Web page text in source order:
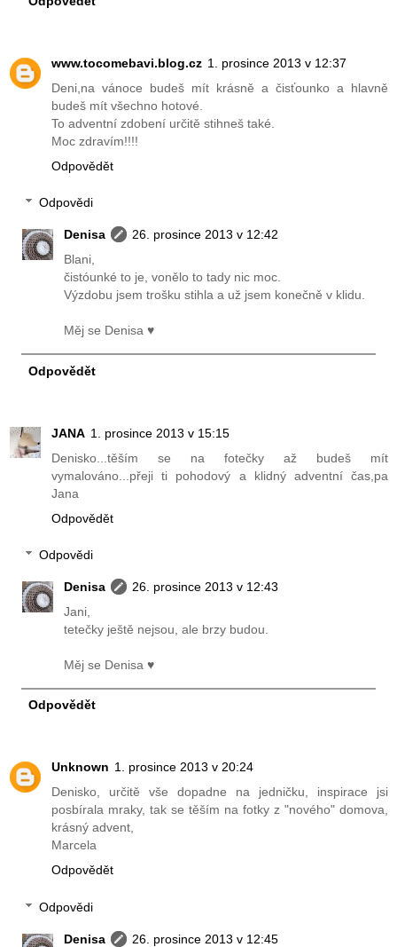
www.tocomebavi.blog.cz 1. prosince 2013 v 12:37
Deni,na vánoce budeš mít krásně a čisťounko a hlavně
budeš mít všechno hotové.
To adventní zdobení určitě stihneš také.
Moc zdravím!!!!
Odpovědět
Odpovědi
Denisa
26. prosince 2013 v 12:42
Blani,
čistóunké to je, vonělo to tady nic moc.
Výzdobu jsem trošku stihla a už jsem konečně v klidu.
Měj se Denisa ♥
Odpovědět
JANA 1. prosince 2013 v 15:15
Denisko...těším se na fotečky až budeš mít
vymalováno...přeji ti pohodový a klidný adventní čas,pa
Jana
Odpovědět
Odpovědi
Denisa
26. prosince 2013 v 12:43
Jani,
tetečky ještě nejsou, ale brzy budou.
Měj se Denisa ♥
Odpovědět
Unknown 1. prosince 2013 v 20:24
Denisko, určitě vše dopadne na jedničku, inspirace jsi
posbírala mraky, tak se těším na fotky z "nového" domova,
krásný advent,
Marcela
Odpovědět
Odpovědi
Denisa
26. prosince 2013 v 12:45